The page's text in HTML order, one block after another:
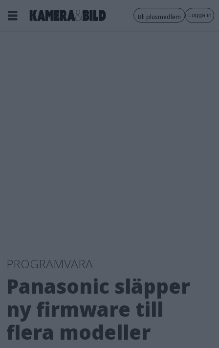
Bli plusmedlem Logga in
PROGRAMVARA
Panasonic släpper
ny firmware till
flera modeller